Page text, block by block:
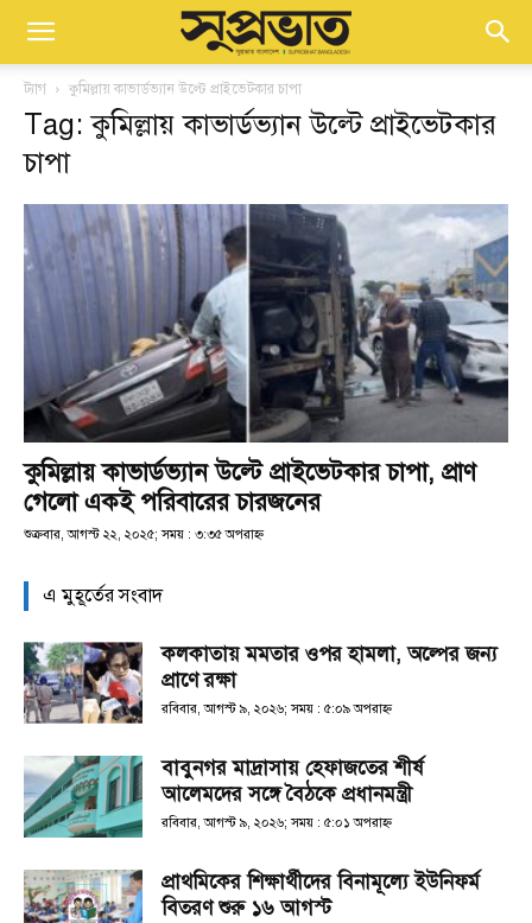
ট্যাগ কুমিল্লায় কাভার্ডভ্যান উল্টে প্রাইভেটকার চাপা
Tag: কুমিল্লায় কাভার্ডভ্যান উল্টে প্রাইভেটকার
চাপা
কুমিল্লায় কাভার্ডভ্যান উল্টে প্রাইভেটকার চাপা, প্রাণ
গেলো একই পরিবারের চারজনের
শুক্রবার, আগস্ট ২২, ২০২৫; সময় : ৩:৩৫ অপরাহ্ণ
এ মুহূর্তের সংবাদ
কলকাতায় মমতার ওপর হামলা, অল্পের জন্য
প্রাণে রক্ষা
রবিবার, আগস্ট ৯, ২০২৬; সময় : ৫:০৯ অপরাহ্ণ
বাবুনগর মাদ্রাসায় হেফাজতের শীর্ষ
আলেমদের সঙ্গে বৈঠকে প্রধানমন্ত্রী
রবিবার, আগস্ট ৯, ২০২৬; সময় : ৫:০১ অপরাহ্ণ
প্রাথমিকের শিক্ষার্থীদের বিনামূল্যে ইউনিফর্ম
বিতরণ শুরু ১৬ আগস্ট